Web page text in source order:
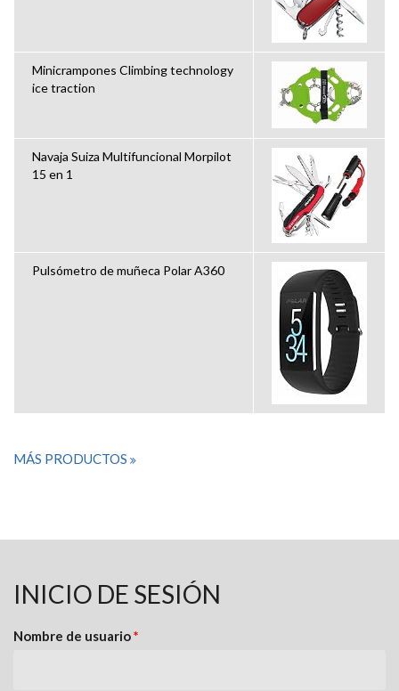
Minicrampones Climbing technology
ice traction
Navaja Suiza Multifuncional Morpilot
15 en 1
Pulsómetro de muñeca Polar A360
MÁS PRODUCTOS
INICIO DE SESIÓN
Nombre de usuario*